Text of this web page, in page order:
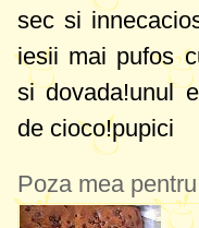
sec si
iesii mai pufos
si dovada!unul
de cioco!pupici
Poza mea